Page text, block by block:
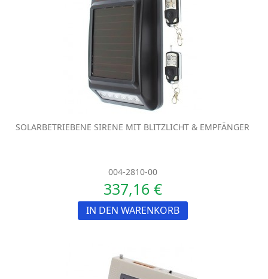
SOLARBETRIEBENE SIRENE MIT BLITZLICHT & EMPFÄNGER
004-2810-00
337,16 €
IN DEN WARENKORB